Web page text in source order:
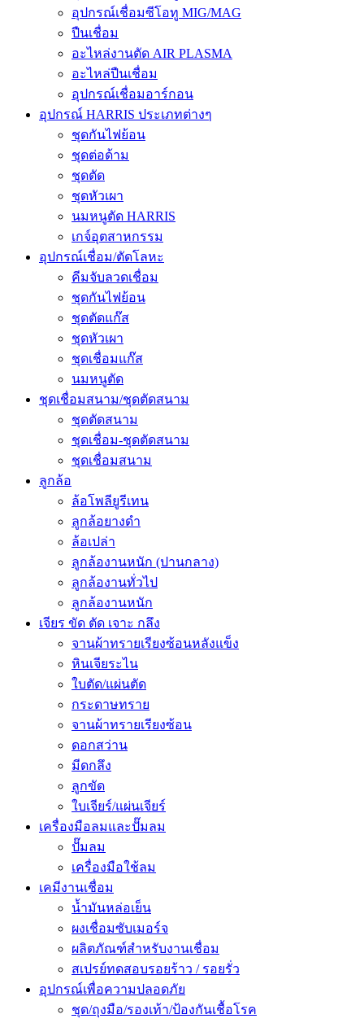
อุปกรณ์เชื่อมซีโอทู MIG/MAG
ปืนเชื่อม
อะไหล่งานตัด AIR PLASMA
อะไหล่ปืนเชื่อม
อุปกรณ์เชื่อมอาร์กอน
อุปกรณ์ HARRIS ประเภทต่างๆ
ชุดกันไฟย้อน
ชุดต่อด้าม
ชุดตัด
ชุดหัวเผา
นมหนูตัด HARRIS
เกจ์อุตสาหกรรม
อุปกรณ์เชื่อม/ตัดโลหะ
คีมจับลวดเชื่อม
ชุดกันไฟย้อน
ชุดตัดแก๊ส
ชุดหัวเผา
ชุดเชื่อมแก๊ส
นมหนูตัด
ชุดเชื่อมสนาม/ชุดตัดสนาม
ชุดตัดสนาม
ชุดเชื่อม-ชุดตัดสนาม
ชุดเชื่อมสนาม
ลูกล้อ
ล้อโพลียูรีเทน
ลูกล้อยางดำ
ล้อเปล่า
ลูกล้องานหนัก (ปานกลาง)
ลูกล้องานทั่วไป
ลูกล้องานหนัก
เจียร ขัด ตัด เจาะ กลึง
จานผ้าทรายเรียงซ้อนหลังแข็ง
หินเจียระไน
ใบตัด/แผ่นตัด
กระดาษทราย
จานผ้าทรายเรียงซ้อน
ดอกสว่าน
มีดกลึง
ลูกขัด
ใบเจียร์/แผ่นเจียร์
เครื่องมือลมและปั๊มลม
ปั๊มลม
เครื่องมือใช้ลม
เคมีงานเชื่อม
น้ำมันหล่อเย็น
ผงเชื่อมซับเมอร์จ
ผลิตภัณฑ์สำหรับงานเชื่อม
สเปรย์ทดสอบรอยร้าว / รอยรั่ว
อุปกรณ์เพื่อความปลอดภัย
ชุด/ถุงมือ/รองเท้า/ป้องกันเชื้อโรค